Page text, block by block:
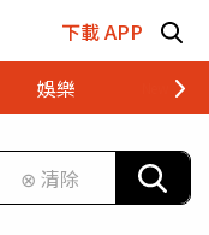
下載 APP
娛樂 財經
⊗ 清除